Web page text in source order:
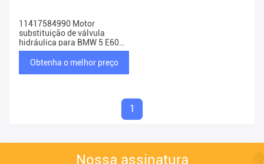
11417584990 Motor
substituição de válvula
hidráulica para BMW 5 E60
E61
Obtenha o melhor preço
1
Nossa assinatura